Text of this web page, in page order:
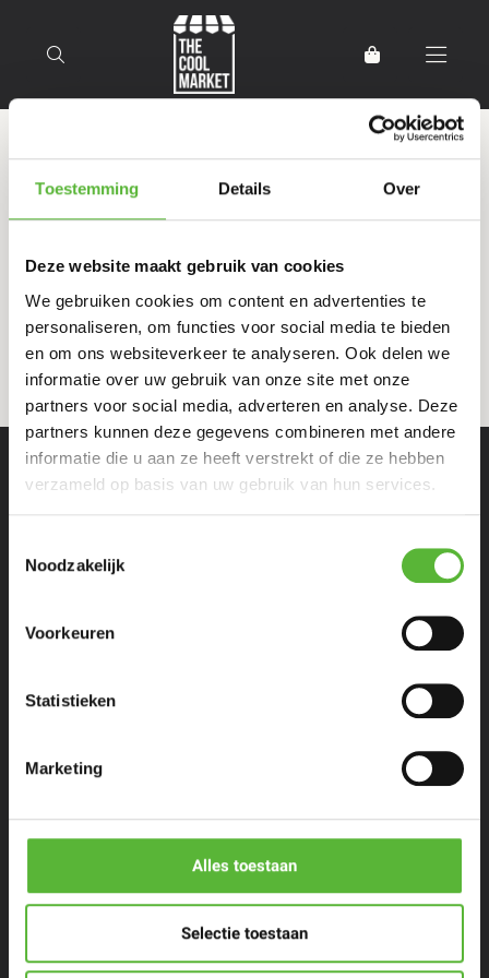
Toestemming Details Over
Deze website maakt gebruik van cookies
We gebruiken cookies om content en advertenties te
personaliseren, om functies voor social media te bieden
en om ons websiteverkeer te analyseren. Ook delen we
informatie over uw gebruik van onze site met onze
partners voor social media, adverteren en analyse. Deze
partners kunnen deze gegevens combineren met andere
informatie die u aan ze heeft verstrekt of die ze hebben
verzameld op basis van uw gebruik van hun services.
Noodzakelijk
Voorkeuren
Statistieken
Marketing
Alles toestaan
Selectie toestaan
Producten getagd met Pasta
Filter Sorteer
Eenpersoons maaltijden
Restaurants & Chefs
The Cool Market